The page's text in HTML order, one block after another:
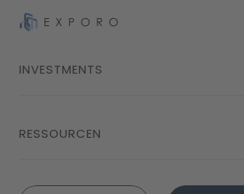
INVESTMENTS
RESSOURCEN